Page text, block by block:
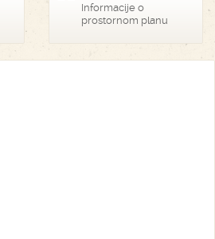
Informacije o
prostornom planu